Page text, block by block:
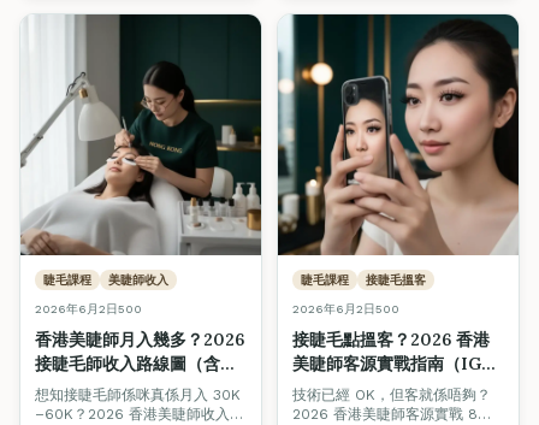
同。Fine Arts Academy 紋繡
導師團隊用 12 個維度逐項對照，
仲附香港價格範圍同揀選決策
樹。
睫毛課程 美睫師收入
2026年6月2日500
香港美睫師月入幾多？2026
接睫毛師收入路線圖（含即
時試算機）
想知接睫毛師係咪真係月入 30K
–60K？2026 香港美睫師收入完
睫毛課程 接睫毛搵客
2026年6月2日500
接睫毛點搵客？2026 香港
美睫師客源實戰指南（IG・
WhatsApp・回頭客 8 招）
技術已經 OK，但客就係唔夠？
2026 香港美睫師客源實戰 8